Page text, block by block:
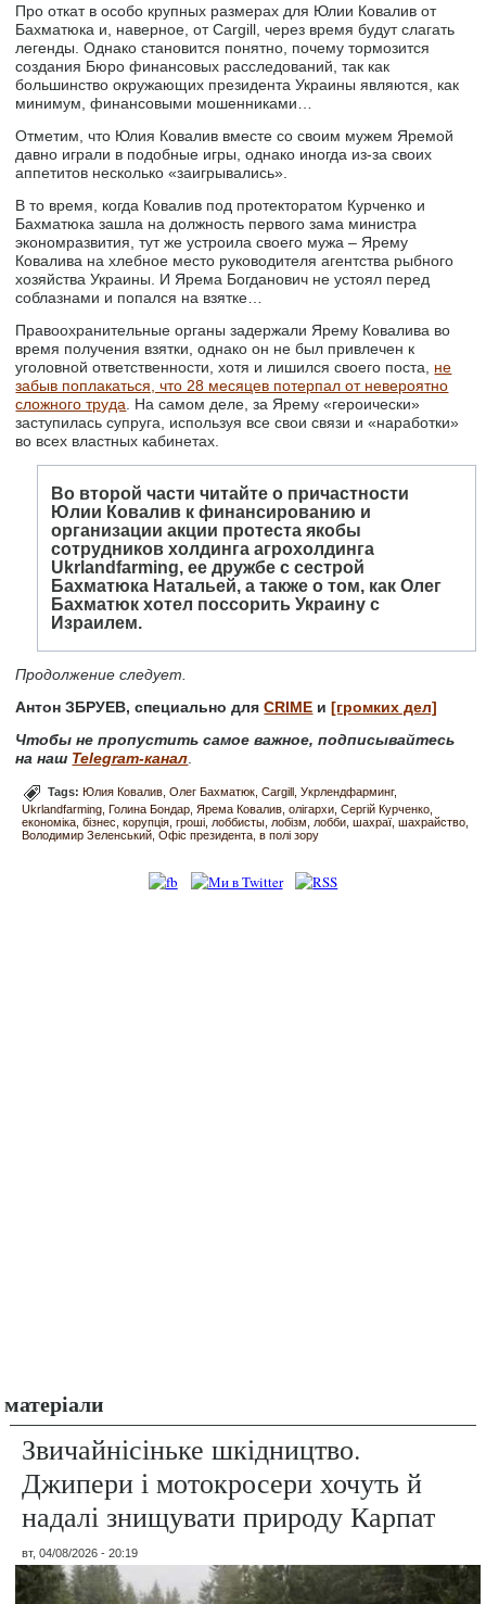
Про откат в особо крупных размерах для Юлии Ковалив от
Бахматюка и, наверное, от Cargill, через время будут слагать
легенды. Однако становится понятно, почему тормозится
создания Бюро финансовых расследований, так как
большинство окружающих президента Украины являются, как
минимум, финансовыми мошенниками…
Отметим, что Юлия Ковалив вместе со своим мужем Яремой
давно играли в подобные игры, однако иногда из-за своих
аппетитов несколько «заигрывались».
В то время, когда Ковалив под протекторатом Курченко и
Бахматюка зашла на должность первого зама министра
экономразвития, тут же устроила своего мужа – Ярему
Ковалива на хлебное место руководителя агентства рыбного
хозяйства Украины. И Ярема Богданович не устоял перед
соблазнами и попался на взятке…
Правоохранительные органы задержали Ярему Ковалива во
время получения взятки, однако он не был привлечен к
уголовной ответственности, хотя и лишился своего поста, не
забыв поплакаться, что 28 месяцев потерпал от невероятно
сложного труда . На самом деле, за Ярему «героически»
заступилась супруга, используя все свои связи и «наработки»
во всех властных кабинетах.
Во второй части читайте о причастности
Юлии Ковалив к финансированию и
организации акции протеста якобы
сотрудников холдинга агрохолдинга
Ukrlandfarming, ее дружбе с сестрой
Бахматюка Натальей, а также о том, как Олег
Бахматюк хотел поссорить Украину с
Израилем.
Продолжение следует.
Антон ЗБРУЕВ, специально дляCRIME и[громких дел]
Чтобы не пропустить самое важное, подписывайтесь
на наш Telegram-канал
Tags:Юлия Ковалив Олег Бахматюк Cargill Укрлендфарминг
Ukrlandfarming Голина Бондар Ярема Ковалив олігархи Сергій Курченко
економіка бізнес корупція гроші лоббисты лобізм лобби шахраї шахрайство
Володимир Зеленський Офіс президента в полі зору
матеріали
Звичайнісіньке шкідництво.
Джипери і мотокросери хочуть й
надалі знищувати природу Карпат
вт, 04/08/2026 - 20:19